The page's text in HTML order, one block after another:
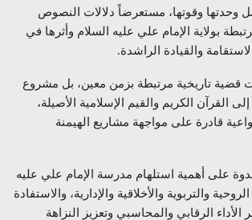
وحدتها وقوتها، مستعرضاً دلالات النصوص
بولاية الإمام علي عليه السلام وأثرها في
والقيادة الراشدة.
قضية تاريخية مرتبطة بزمن معين، بل مشروع
القرآن الكريم والقيم الإسلامية الأصيلة،
قادرة على مواجهة مشاريع الهيمنة
على أهمية استلهام مدرسة الإمام علي عليه
والتربوية والأخلاقية والإدارية، والاستفادة
الرقابي والمحاسبي وتعزيز النزاهة